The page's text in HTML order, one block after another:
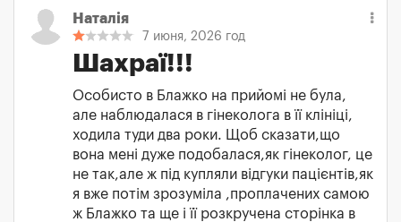
Наталія
7 июня, 2026 год
Шахраї!!!
Особисто в Блажко на прийомі не була,
але наблюдалася в гінеколога в її клініці,
ходила туди два роки. Щоб сказати,що
вона мені дуже подобалася,як гінеколог, це
не так,але ж під купляли відгуки пацієнтів,як
я вже потім зрозуміла ,проплачених самою
ж Блажко та ще і її розкручена сторінка в